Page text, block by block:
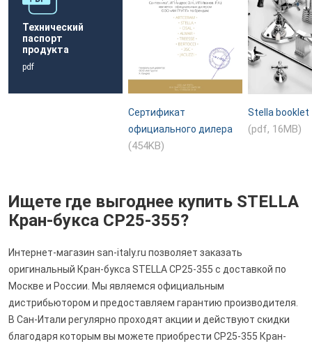
Технический
паспорт
продукта
pdf
Сертификат
официального дилера
(454KB)
Stella booklet
(pdf, 16MB)
Ищете где выгоднее купить STELLA
Кран-букса CP25-355?
Интернет-магазин san-italy.ru позволяет заказать
оригинальный Кран-букса STELLA CP25-355 с доставкой по
Москве и России. Мы являемся официальным
дистрибьютором и предоставляем гарантию производителя.
В Сан-Итали регулярно проходят акции и действуют скидки
благодаря которым вы можете приобрести CP25-355 Кран-